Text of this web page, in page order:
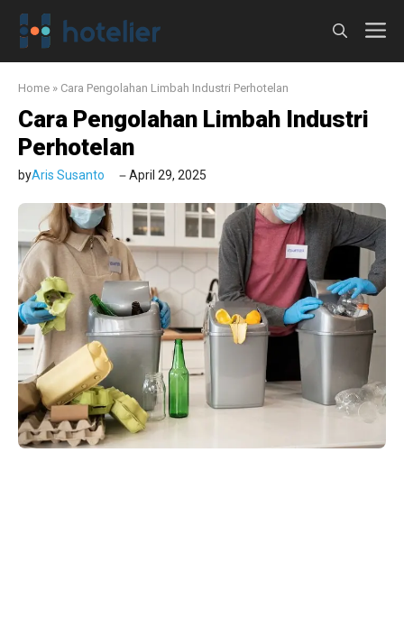
Langsung
Home » Cara Pengolahan Limbah Industri Perhotelan
Cara Pengolahan Limbah Industri
Perhotelan
byAris Susanto April 29, 2025